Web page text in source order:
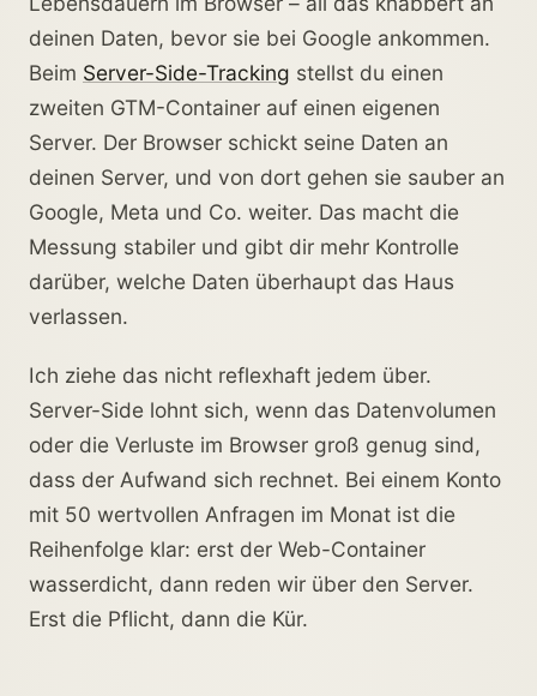
deinen Daten, bevor sie bei Google ankommen.
Beim Server-Side-Tracking stellst du einen
zweiten GTM-Container auf einen eigenen
Server. Der Browser schickt seine Daten an
deinen Server, und von dort gehen sie sauber an
Google, Meta und Co. weiter. Das macht die
Messung stabiler und gibt dir mehr Kontrolle
darüber, welche Daten überhaupt das Haus
verlassen.
Ich ziehe das nicht reflexhaft jedem über.
Server-Side lohnt sich, wenn das Datenvolumen
oder die Verluste im Browser groß genug sind,
dass der Aufwand sich rechnet. Bei einem Konto
mit 50 wertvollen Anfragen im Monat ist die
Reihenfolge klar: erst der Web-Container
wasserdicht, dann reden wir über den Server.
Erst die Pflicht, dann die Kür.